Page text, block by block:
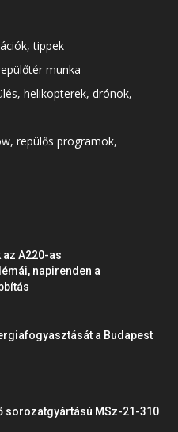
tippek
munka
helikopterek, drónok,
repülős programok,
A220-as
napirenden a
a Budapest
sorozatgyártású MSz-21-310